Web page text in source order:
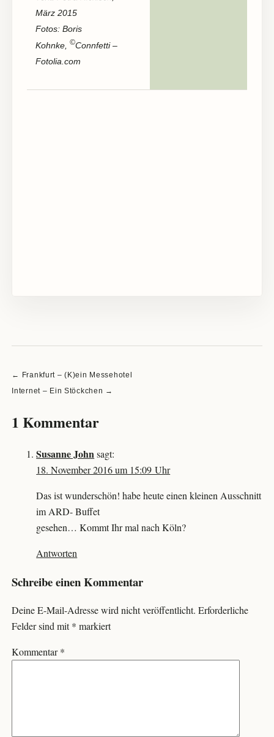
März 2015
Fotos: Boris
Kohnke, ©Connfetti –
Fotolia.com
Beitragsnavigation
← Frankfurt – (K)ein Messehotel
Internet – Ein Stöckchen →
1 Kommentar
Susanne John sagt:
18. November 2016 um 15:09 Uhr
Das ist wunderschön! habe heute einen kleinen Ausschnitt
im ARD- Buffet
gesehen… Kommt Ihr mal nach Köln?
Antworten
Schreibe einen Kommentar
Deine E-Mail-Adresse wird nicht veröffentlicht. Erforderliche
Felder sind mit* markiert
Kommentar*